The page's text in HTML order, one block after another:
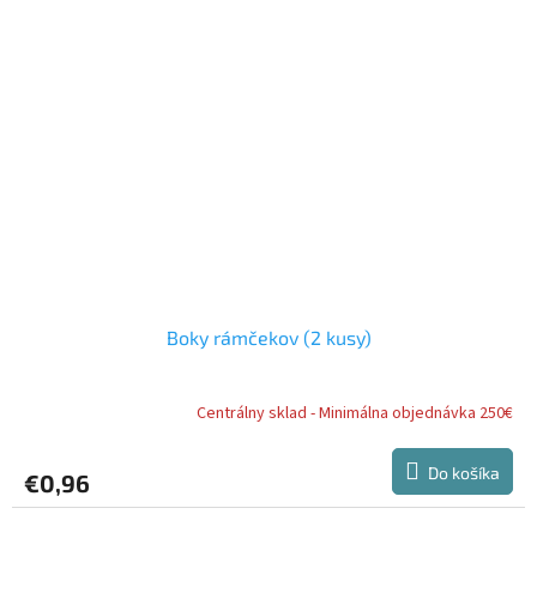
Boky rámčekov (2 kusy)
Centrálny sklad - Minimálna objednávka 250€
€0,96 Do košíka